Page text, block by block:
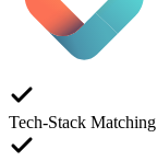
Tech-Stack Matching